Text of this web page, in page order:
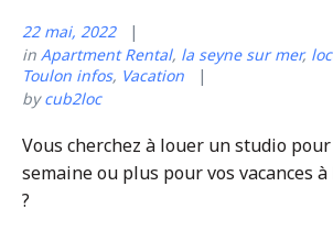
22 mai, 2022
in Apartment Rental, la seyne sur mer,
Toulon infos, Vacation
bycub2loc
Vous cherchez à louer un studio
semaine ou plus pour vos vacances
?